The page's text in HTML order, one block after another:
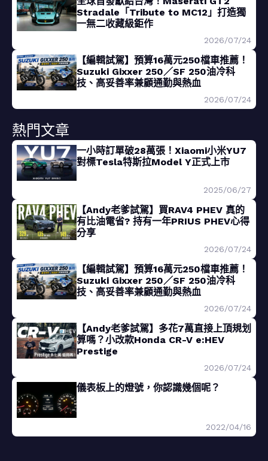
Stradale「Tribute to MC12」打造獨
一無二收藏級鉅作
2026/07/24
【編輯試駕】預算16萬元250檔車推薦！
Suzuki Gixxer 250／SF 250油冷科
技、高妥善率兼顧通勤與熱血
2026/07/24
熱門文章
一小時訂單破28萬張！Xiaomi小米YU7
對標Tesla特斯拉Model Y正式上市
2025/06/27
【Andy老爹試駕】買RAV4 PHEV 真的
有比油電省? 持有一年PRIUS PHEV心得
分享
2026/07/24
【編輯試駕】預算16萬元250檔車推薦！
Suzuki Gixxer 250／SF 250油冷科
技、高妥善率兼顧通勤與熱血
2026/07/24
【Andy老爹試駕】多花7萬直接上頂規划
算嗎？小改款Honda CR-V e:HEV
Prestige
2026/07/24
儀表板上的燈號，你認識幾個呢？
2022/04/16